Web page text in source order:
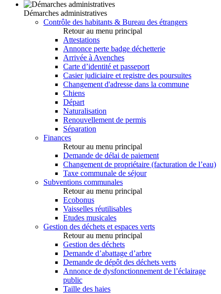
Démarches administratives
Contrôle des habitants & Bureau des étrangers
Retour au menu principal
Attestations
Annonce perte badge déchetterie
Arrivée à Avenches
Carte d’identité et passeport
Casier judiciaire et registre des poursuites
Changement d'adresse dans la commune
Chiens
Départ
Naturalisation
Renouvellement de permis
Séparation
Finances
Retour au menu principal
Demande de délai de paiement
Changement de propriétaire (facturation de l’eau)
Taxe communale de séjour
Subventions communales
Retour au menu principal
Ecobonus
Vaisselles réutilisables
Etudes musicales
Gestion des déchets et espaces verts
Retour au menu principal
Gestion des déchets
Demande d’abattage d’arbre
Demande de dépôt des déchets verts
Annonce de dysfonctionnement de l’éclairage
public
Taille des haies